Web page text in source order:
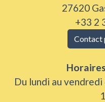
27620
+33 2
Contact
Du lundi au